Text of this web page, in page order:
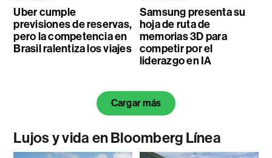
Uber cumple
previsiones de reservas,
pero la competencia en
Brasil ralentiza los viajes
Samsung presenta su
hoja de ruta de
memorias 3D para
competir por el
liderazgo en IA
Cargar más
Lujos y vida en Bloomberg Línea